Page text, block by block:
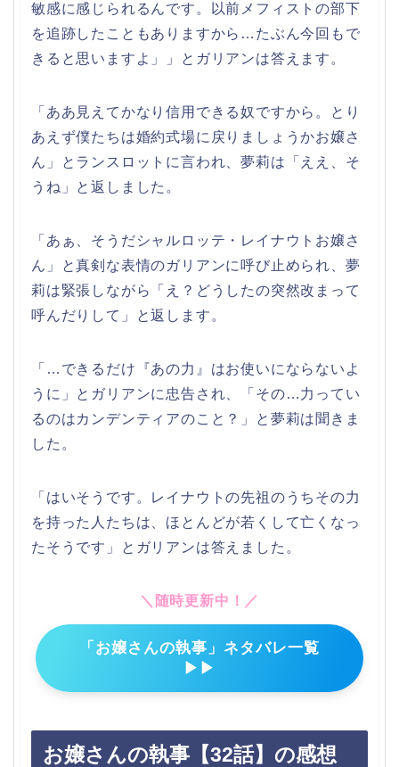
敏感に感じられるんです。以前メフィストの部下
を追跡したこともありますから…たぶん今回もで
きると思いますよ」」とガリアンは答えます。
「ああ見えてかなり信用できる奴ですから。とり
あえず僕たちは婚約式場に戻りましょうかお嬢さ
ん」とランスロットに言われ、夢莉は「ええ、そ
うね」と返しました。
「あぁ、そうだシャルロッテ・レイナウトお嬢さ
ん」と真剣な表情のガリアンに呼び止められ、夢
莉は緊張しながら「え？どうしたの突然改まって
呼んだりして」と返します。
「…できるだけ『あの力』はお使いにならないよ
うに」とガリアンに忠告され、「その…力ってい
るのはカンデンティアのこと？」と夢莉は聞きま
した。
「はいそうです。レイナウトの先祖のうちその力
を持った人たちは、ほとんどが若くして亡くなっ
たそうです」とガリアンは答えました。
＼随時更新中！／
「お嬢さんの執事」ネタバレ一覧
▶▶
お嬢さんの執事【32話】の感想